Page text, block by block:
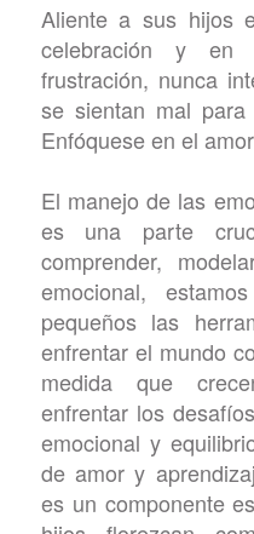
Aliente a sus hijos
celebración y en
frustración, nunca
se sientan mal
Enfóquese en el
El manejo de las
es una parte
comprender,
emocional,
pequeños las
enfrentar el mundo
medida que
enfrentar los
emocional y
de amor y
es un componente